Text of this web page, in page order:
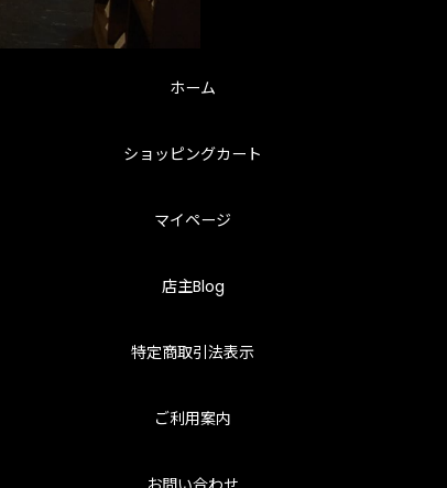
ホーム
ショッピングカート
マイページ
店主Blog
特定商取引法表示
ご利用案内